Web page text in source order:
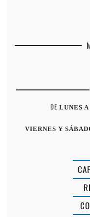
DE LUNES
VIERNES Y